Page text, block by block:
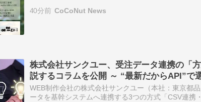
40分前 CoCoNut News
株式会社サンクユー、受注データ連携の「
説するコラムを公開 ～ “最新だからAPI”で
WEB制作会社の株式会社サンクユー（本社：東京都
ータを基幹システムへ連携する3つの方式「CSV連携